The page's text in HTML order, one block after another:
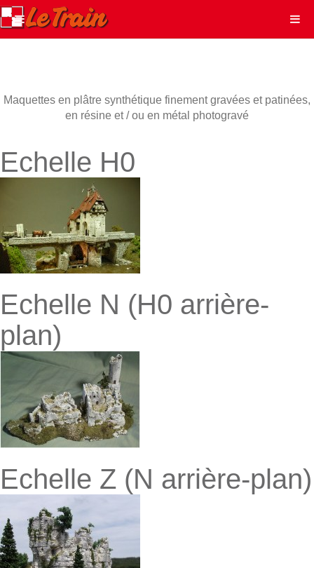
Maquettes en plâtre synthétique finement gravées et patinées,
en résine et / ou en métal photogravé
Echelle H0
Echelle N (H0 arrière-
plan)
Echelle Z (N arrière-plan)